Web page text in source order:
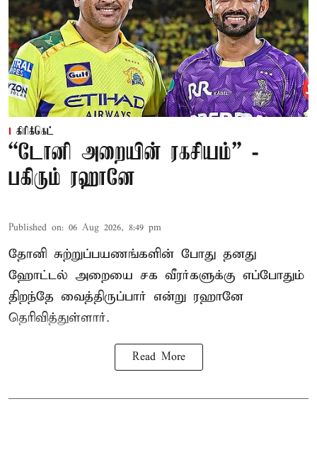
கிரிக்கெட்
“டோனி அறையின் ரகசியம்” -
பகிரும் ரஹானே
Published on: 06 Aug 2026, 8:49 pm
தோனி சுற்றுப்பயணங்களின் போது தனது
ஹோட்டல் அறையை சக வீரர்களுக்கு எப்போதும்
திறந்தே வைத்திருப்பார் என்று ரஹானே
தெரிவித்துள்ளார்.
Read More